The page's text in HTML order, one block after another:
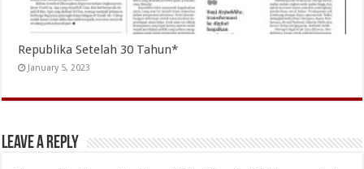
Republika Setelah 30 Tahun*
January 5, 2023
Leave a Reply